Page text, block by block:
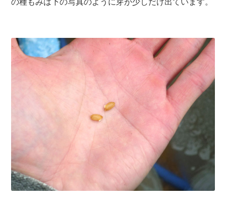
の種もみは下の写真のように芽が少しだけ出ています。